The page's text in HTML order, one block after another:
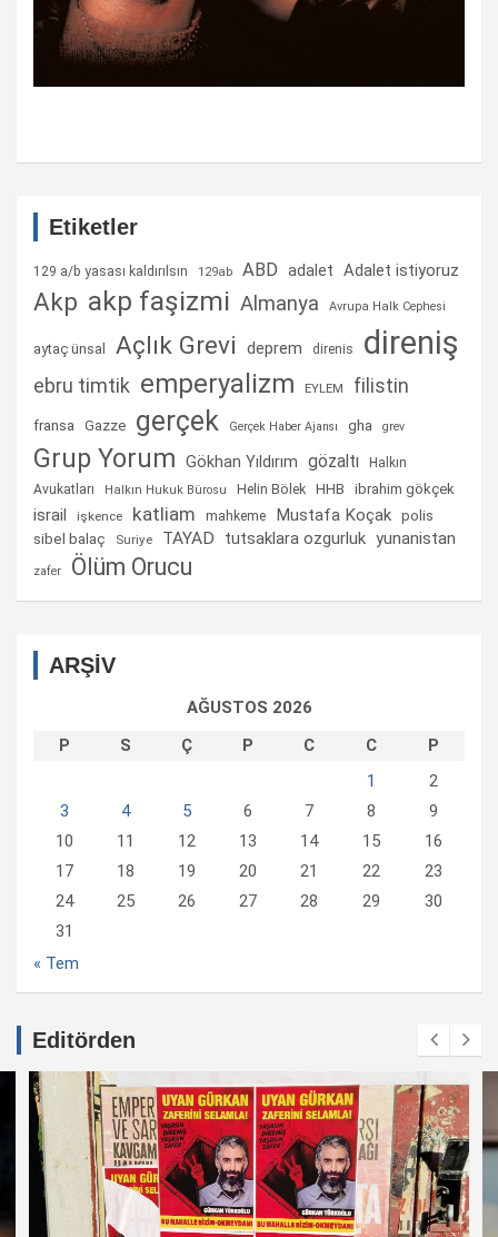
Etiketler
129 a/b yasası kaldırılsın 129ab ABD adalet Adalet istiyoruz
Akp akp faşizmi Almanya Avrupa Halk Cephesi
aytaç ünsal Açlık Grevi deprem direnis direniş
ebru timtik emperyalizm EYLEM filistin
fransa Gazze gerçek Gerçek Haber Ajansı gha grev
Grup Yorum Gökhan Yıldırım gözaltı
Halkın
Avukatları
Halkın Hukuk Bürosu Helin Bölek HHB ibrahim gökçek
israil işkence katliam mahkeme Mustafa Koçak polis
sibel balaç Suriye TAYAD tutsaklara ozgurluk yunanistan
zafer Ölüm Orucu
ARŞİV
AĞUSTOS 2026
P
S Ç P C C
P
1
2
3
4 5 6 7 8
9
10
11 12 13 14 15
16
17
18 19 20 21 22
23
24
25 26 27 28 29
30
31
« Tem
Editörden